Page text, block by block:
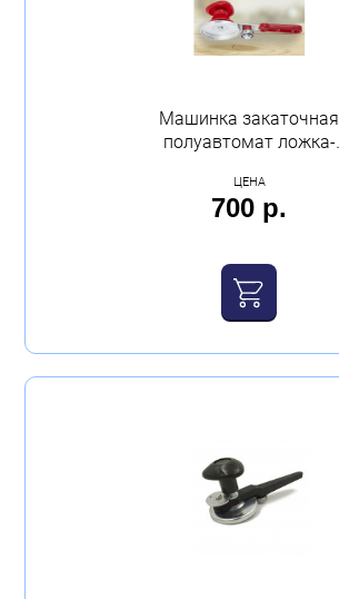
Машинка закаточная
полуавтомат ложка-
ЦЕНА
700 р.